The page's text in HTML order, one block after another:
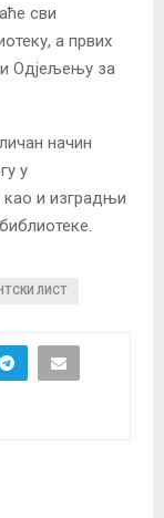
сви
а првих
Одјељењу за
начин
у
и изградњи
ЛИСТ